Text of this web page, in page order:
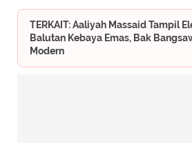
TERKAIT: Aaliyah Massaid Tampil
Balutan Kebaya Emas, Bak
Modern